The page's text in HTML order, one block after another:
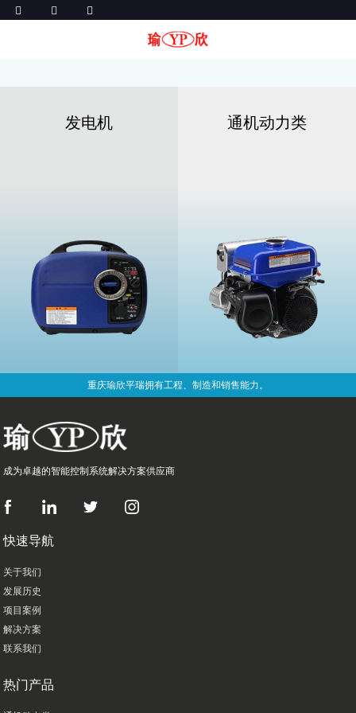
发电机 通机动力类
重庆瑜欣平瑞拥有工程、制造和销售能力。
成为卓越的智能控制系统解决方案供应商
快速导航
关于我们
发展历史
项目案例
解决方案
联系我们
热门产品